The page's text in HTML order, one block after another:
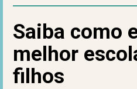
Saiba como
melhor
filhos